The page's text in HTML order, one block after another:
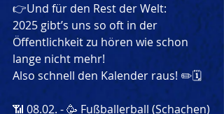
👉Und für den Rest der Welt:
2025 gibt’s uns so oft in der
Öffentlichkeit zu hören wie schon
lange nicht mehr!
Also schnell den Kalender raus! ✏️🗓️
📶 08.02. - 🥳 Fußballerball (Schachen)